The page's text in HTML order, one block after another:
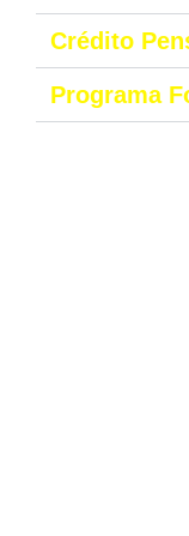
Crédito
Programa